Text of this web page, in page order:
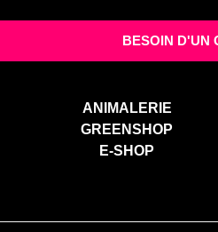
BESOIN D'UN
ANIMALERIE
GREENSHOP
E-SHOP